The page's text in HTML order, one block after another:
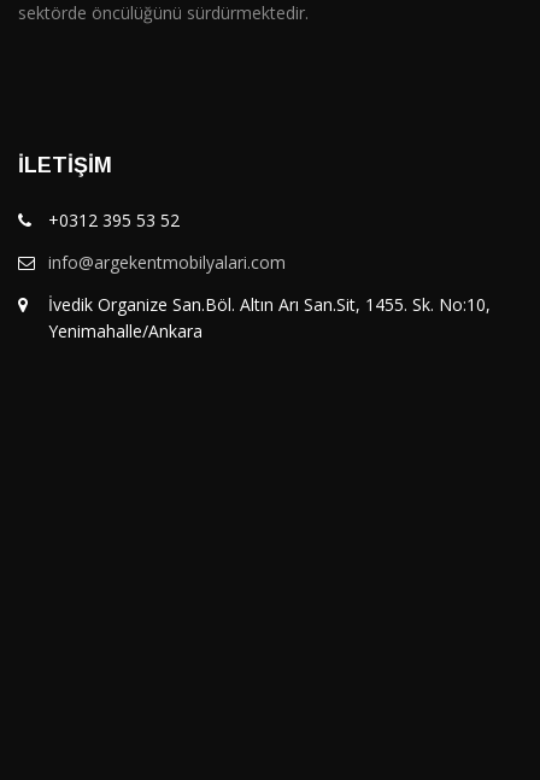
sektörde öncülüğünü sürdürmektedir.
İLETIŞIM
+0312 395 53 52
info@argekentmobilyalari.com
İvedik Organize San.Böl. Altın Arı San.Sit, 1455. Sk. No:10,
Yenimahalle/Ankara